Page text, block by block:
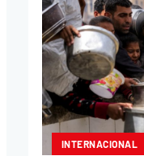
INTERNACIONAL